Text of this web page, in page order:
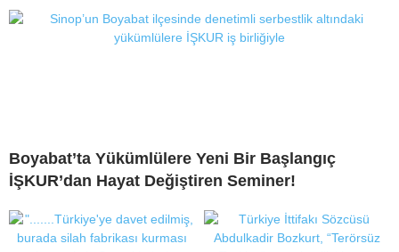
Boyabat’ta Yükümlülere Yeni Bir Başlangıç
İŞKUR’dan Hayat Değiştiren Seminer!